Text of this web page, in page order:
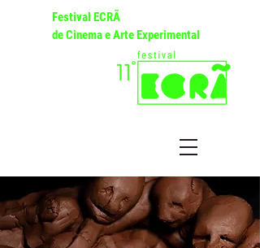
Festival ECRÃ
de Cinema e Arte Experimental